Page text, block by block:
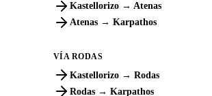
Kastellorizo → Atenas
Atenas → Karpathos
VÍA RODAS
Kastellorizo → Rodas
Rodas → Karpathos